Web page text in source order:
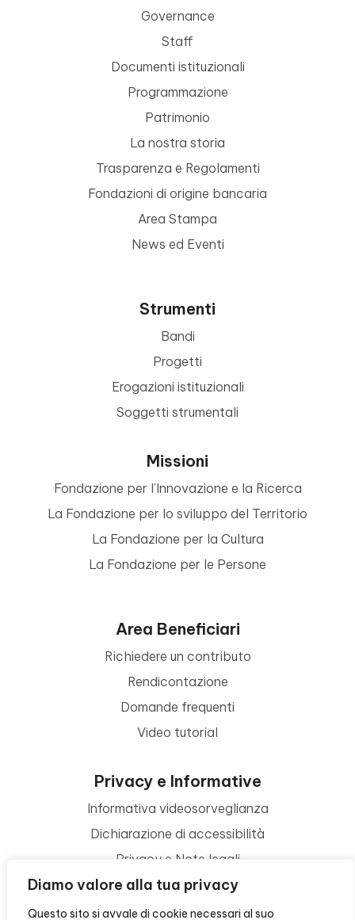
Diamo valore alla tua privacy
Questo sito si avvale di cookie necessari al suo
Governance
Staff
Documenti istituzionali
Programmazione
Patrimonio
La nostra storia
Trasparenza e Regolamenti
Fondazioni di origine bancaria
Area Stampa
News ed Eventi
Strumenti
Bandi
Progetti
Erogazioni istituzionali
Soggetti strumentali
Missioni
Fondazione per l’Innovazione e la Ricerca
La Fondazione per lo sviluppo del Territorio
La Fondazione per la Cultura
La Fondazione per le Persone
Area Beneficiari
Richiedere un contributo
Rendicontazione
Domande frequenti
Video tutorial
Privacy e Informative
Informativa videosorveglianza
Dichiarazione di accessibilità
Privacy e Note legali
Termini di utilizzo
Cookie policy